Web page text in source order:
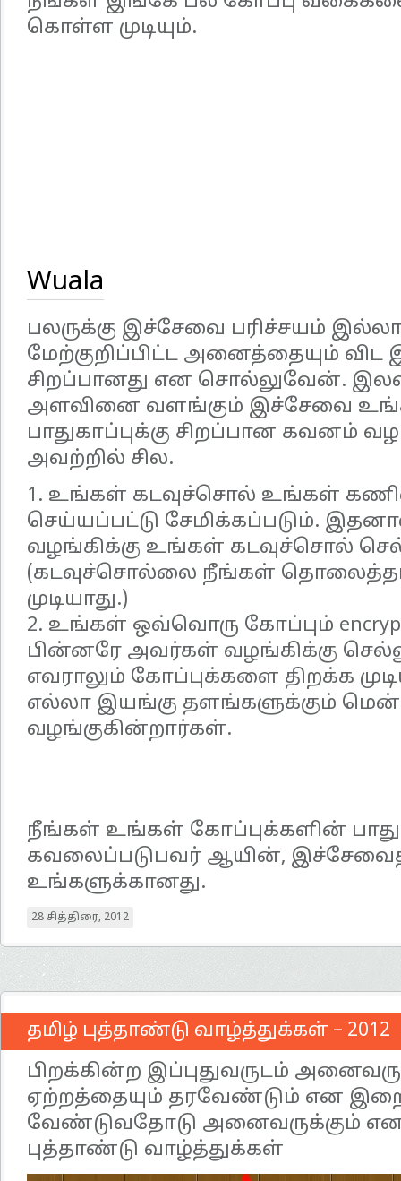
கொள்ள முடியும்.
Wuala
பலருக்கு இச்சேவை பரிச்சயம்
மேற்குறிப்பிட்ட அனைத்தையும்
சிறப்பானது என சொல்லுவேன்.
அளவினை வளங்கும் இச்சேவை
பாதுகாப்புக்கு சிறப்பான கவனம்
அவற்றில் சில.
1. உங்கள் கடவுச்சொல் உங்கள்
செய்யப்பட்டு சேமிக்கப்படும்.
வழங்கிக்கு உங்கள் கடவுச்சொல்
(கடவுச்சொல்லை நீங்கள்
முடியாது.)
2. உங்கள் ஒவ்வொரு கோப்பும்
பின்னரே அவர்கள் வழங்கிக்கு
எவராலும் கோப்புக்களை திறக்க
எல்லா இயங்கு தளங்களுக்கும்
வழங்குகின்றார்கள்.
நீங்கள் உங்கள் கோப்புக்களின்
கவலைப்படுபவர் ஆயின்,
உங்களுக்கானது.
28 சித்திரை, 2012
தமிழ் புத்தாண்டு வாழ்த்துக்கள் – 2012
பிறக்கின்ற இப்புதுவருடம்
ஏற்றத்தையும் தரவேண்டும் என
வேண்டுவதோடு அனைவருக்கும்
புத்தாண்டு வாழ்த்துக்கள்